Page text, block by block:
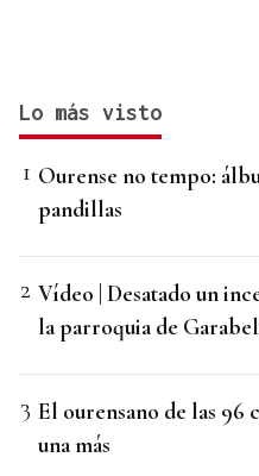
Lo más visto
Ourense no tempo:
pandillas
Vídeo | Desatado un
la parroquia de
El ourensano de las 96
una más